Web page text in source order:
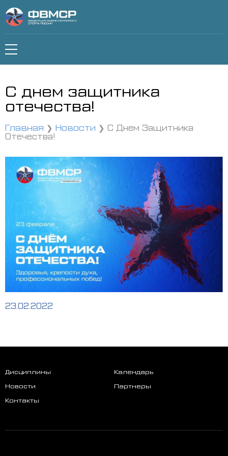
С днем защитника
отечества!
Главная Новости
С Днем Защитника
Отечества!
23.02.2022
Дисциплины
Календарь
Новости
Партнеры
Контакты